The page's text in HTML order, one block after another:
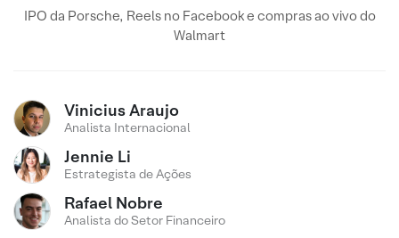
IPO da Porsche, Reels no Facebook e compras ao vivo do
Walmart
Vinicius Araujo
Analista Internacional
Jennie Li
Estrategista de Ações
Rafael Nobre
Analista do Setor Financeiro